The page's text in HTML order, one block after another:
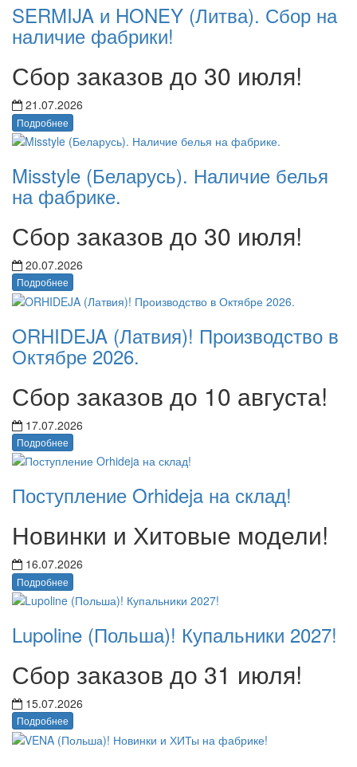
SERMIJA и HONEY (Литва). Сбор на
наличие фабрики!
Сбор заказов до 30 июля!
21.07.2026
Подробнее
Misstyle (Беларусь). Наличие белья
на фабрике.
Сбор заказов до 30 июля!
20.07.2026
Подробнее
ORHIDEJA (Латвия)! Производство в
Октябре 2026.
Сбор заказов до 10 августа!
17.07.2026
Подробнее
Поступление Orhideja на склад!
Новинки и Хитовые модели!
16.07.2026
Подробнее
Lupoline (Польша)! Купальники 2027!
Сбор заказов до 31 июля!
15.07.2026
Подробнее